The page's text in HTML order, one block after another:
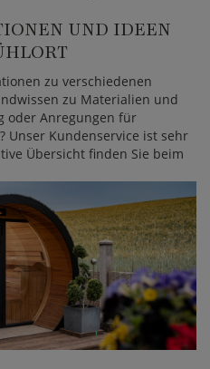
UND IDEEN
zu verschiedenen
zu Materialien und
oder Anregungen für
Unser Kundenservice ist sehr
Übersicht finden Sie beim